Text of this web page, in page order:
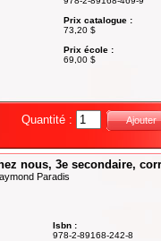
Prix catalogue :
73,20 $
Prix école :
69,00 $
Quantité : Ajouter
nous, 3e secondaire,
Paradis
Isbn :
978-2-89168-242-8